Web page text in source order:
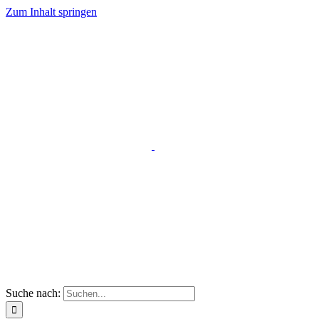
Zum Inhalt springen
Suche nach: